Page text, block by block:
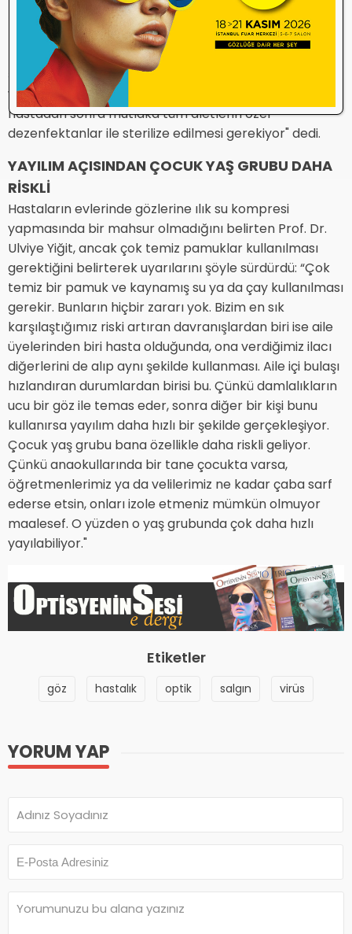
muayene aletlerinin son derece titiz bir şekilde
temizlenmesi lazım. Çünkü bu da bir bulaş kaynağı
haline gelebilir. Muayene ettiğimiz ortamları iyi bir
şekilde dezenfekte etmezsek biz de bu salgının
yayılımına katkı sağlamış oluruz. O yüzden her
hastadan sonra mutlaka tüm aletlerin özel
dezenfektanlar ile sterilize edilmesi gerekiyor" dedi.
YAYILIM AÇISINDAN ÇOCUK YAŞ GRUBU DAHA
RİSKLİ
Hastaların evlerinde gözlerine ılık su kompresi
yapmasında bir mahsur olmadığını belirten Prof. Dr.
Ulviye Yiğit, ancak çok temiz pamuklar kullanılması
gerektiğini belirterek uyarılarını şöyle sürdürdü: “Çok
temiz bir pamuk ve kaynamış su ya da çay kullanılması
gerekir. Bunların hiçbir zararı yok. Bizim en sık
karşılaştığımız riski artıran davranışlardan biri ise aile
üyelerinden biri hasta olduğunda, ona verdiğimiz ilacı
diğerlerini de alıp aynı şekilde kullanması. Aile içi bulaşı
hızlandıran durumlardan birisi bu. Çünkü damlalıkların
ucu bir göz ile temas eder, sonra diğer bir kişi bunu
kullanırsa yayılım daha hızlı bir şekilde gerçekleşiyor.
Çocuk yaş grubu bana özellikle daha riskli geliyor.
Çünkü anaokullarında bir tane çocukta varsa,
öğretmenlerimiz ya da velilerimiz ne kadar çaba sarf
ederse etsin, onları izole etmeniz mümkün olmuyor
maalesef. O yüzden o yaş grubunda çok daha hızlı
yayılabiliyor."
Etiketler
göz hastalık optik salgın virüs
YORUM YAP